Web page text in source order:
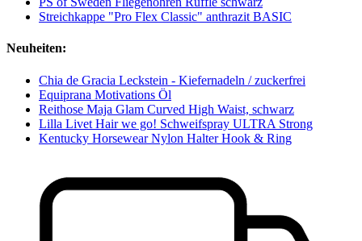
Streichkappe "Pro Flex Classic" anthrazit BASIC
Neuheiten:
Chia de Gracia Leckstein - Kiefernadeln / zuckerfrei
Equiprana Motivations Öl
Reithose Maja Glam Curved High Waist, schwarz
Lilla Livet Hair we go! Schweifspray ULTRA Strong
Kentucky Horsewear Nylon Halter Hook & Ring